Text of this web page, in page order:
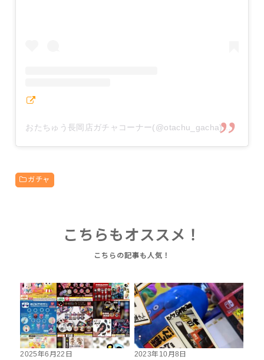
おたちゅう長岡店ガチャコーナー(@otachu_gacha)がシェアした投稿
ガチャ
こちらもオススメ！
2025年6月22日
2023年10月8日